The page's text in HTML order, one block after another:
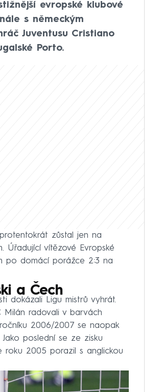
evropské klubové
s německým
Juventusu Cristiano
Porto.
zůstal jen na
Úřadující vítězové Evropské
po domácí porážce 2:3 na
a Čech
dokázali Ligu mistrů vyhrát.
radovali v barvách
2006/2007 se naopak
poslední se ze zisku
roku 2005 porazil s anglickou